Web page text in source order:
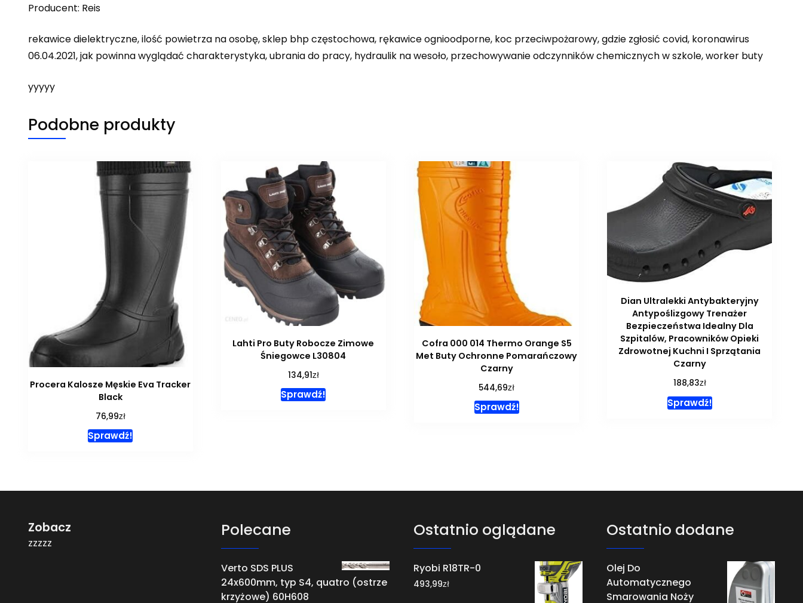
Producent: Reis
rekawice dielektryczne, ilość powietrza na osobę, sklep bhp częstochowa, rękawice ognioodporne, koc przeciwpożarowy, gdzie zgłosić covid, koronawirus
06.04.2021, jak powinna wyglądać charakterystyka, ubrania do pracy, hydraulik na wesoło, przechowywanie odczynników chemicznych w szkole, worker buty
yyyyy
Podobne produkty
Procera Kalosze Męskie Eva Tracker
Black
76,99zł
Sprawdź!
Lahti Pro Buty Robocze Zimowe
Śniegowce L30804
134,91zł
Sprawdź!
Cofra 000 014 Thermo Orange S5
Met Buty Ochronne Pomarańczowy
Czarny
544,69zł
Sprawdź!
Dian Ultralekki Antybakteryjny
Antypoślizgowy Trenażer
Bezpieczeństwa Idealny Dla
Szpitalów, Pracowników Opieki
Zdrowotnej Kuchni I Sprzątania
Czarny
188,83zł
Sprawdź!
Zobacz
zzzzz
Polecane
Verto SDS PLUS
24x600mm, typ S4, quatro (ostrze
krzyżowe) 60H608
Ostatnio oglądane
Ryobi R18TR-0
493,99zł
Ostatnio dodane
Olej Do
Automatycznego
Smarowania Noży